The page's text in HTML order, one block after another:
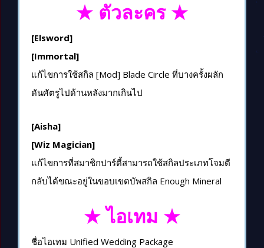
★ ตัวละคร ★
[Elsword]
[Immortal]
แก้ไขการใช้สกิล [Mod] Blade Circle ที่บางครั้งผลัก
ดันศัตรูไปด้านหลังมากเกินไป
[Aisha]
[Wiz Magician]
แก้ไขการที่สมาชิกปาร์ตี้สามารถใช้สกิลประเภทโจมตี
กลับได้ขณะอยู่ในขอบเขตบัพสกิล Enough Mineral
★ ไอเทม ★
ชื่อไอเทม Unified Wedding Package